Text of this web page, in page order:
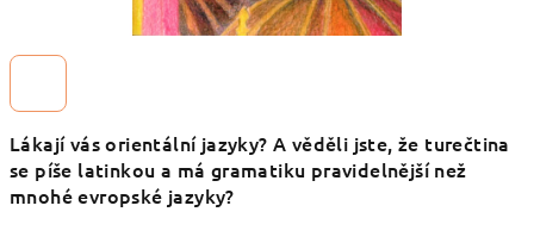
Lákají vás orientální jazyky? A věděli jste, že turečtina
se píše latinkou a má gramatiku pravidelnější než
mnohé evropské jazyky?